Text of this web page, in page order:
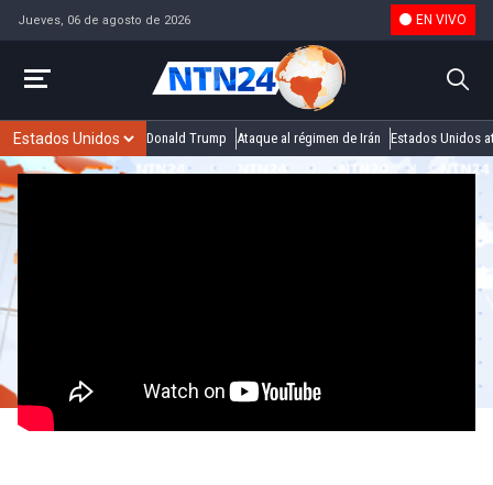
Jueves, 06 de agosto de 2026 EN VIVO
Donald Trump Ataque al régimen de Irán Estados Unidos